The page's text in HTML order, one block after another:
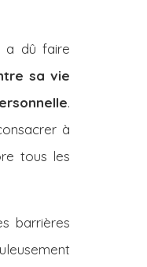
a dû faire
sa vie
.
à
tous les
barrières